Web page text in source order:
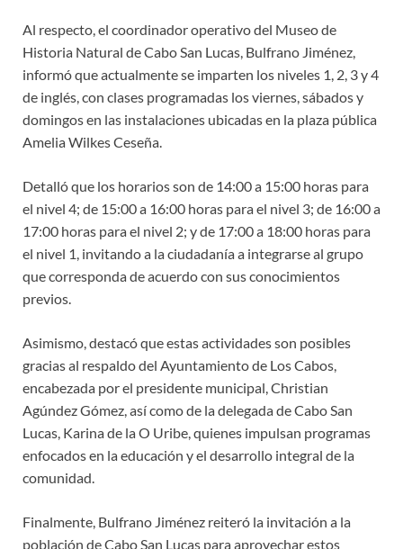
Al respecto, el coordinador operativo del Museo de
Historia Natural de Cabo San Lucas, Bulfrano Jiménez,
informó que actualmente se imparten los niveles 1, 2, 3 y 4
de inglés, con clases programadas los viernes, sábados y
domingos en las instalaciones ubicadas en la plaza pública
Amelia Wilkes Ceseña.
Detalló que los horarios son de 14:00 a 15:00 horas para
el nivel 4; de 15:00 a 16:00 horas para el nivel 3; de 16:00 a
17:00 horas para el nivel 2; y de 17:00 a 18:00 horas para
el nivel 1, invitando a la ciudadanía a integrarse al grupo
que corresponda de acuerdo con sus conocimientos
previos.
Asimismo, destacó que estas actividades son posibles
gracias al respaldo del Ayuntamiento de Los Cabos,
encabezada por el presidente municipal, Christian
Agúndez Gómez, así como de la delegada de Cabo San
Lucas, Karina de la O Uribe, quienes impulsan programas
enfocados en la educación y el desarrollo integral de la
comunidad.
Finalmente, Bulfrano Jiménez reiteró la invitación a la
población de Cabo San Lucas para aprovechar estos